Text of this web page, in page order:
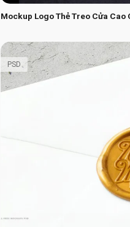
Mockup Logo Thẻ Treo Cửa Cao
PSD